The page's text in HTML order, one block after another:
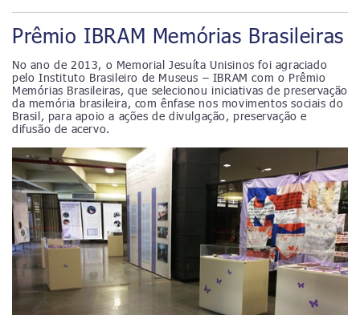
Prêmio IBRAM Memórias Brasileiras
No ano de 2013, o Memorial Jesuíta Unisinos foi agraciado
pelo Instituto Brasileiro de Museus – IBRAM com o Prêmio
Memórias Brasileiras, que selecionou iniciativas de preservação
da memória brasileira, com ênfase nos movimentos sociais do
Brasil, para apoio a ações de divulgação, preservação e
difusão de acervo.